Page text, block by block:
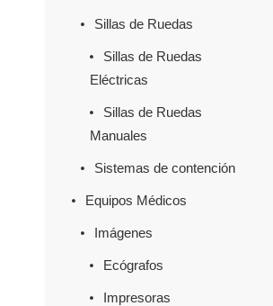
Sillas de Ruedas
Sillas de Ruedas
Eléctricas
Sillas de Ruedas
Manuales
Sistemas de contención
Equipos Médicos
Imágenes
Ecógrafos
Impresoras